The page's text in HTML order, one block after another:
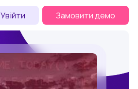
Увійти Замовити демо